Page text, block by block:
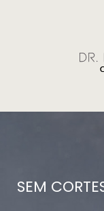
SEM